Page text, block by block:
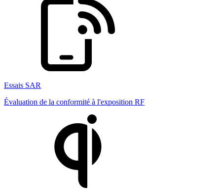
Essais SAR
Évaluation de la conformité à l'exposition RF